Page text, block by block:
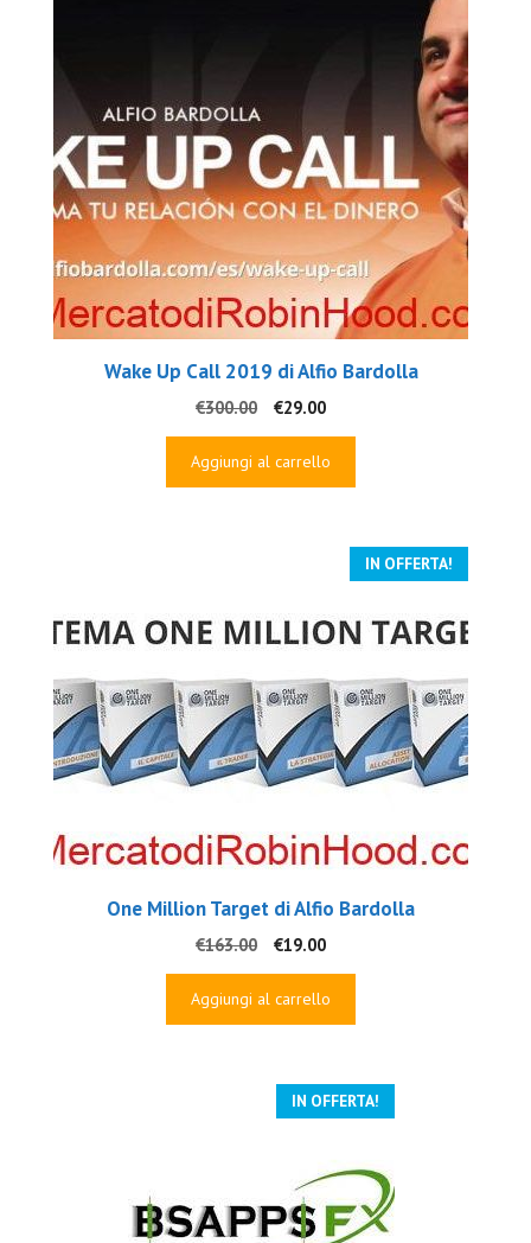
Wake Up Call 2019 di Alfio Bardolla
€300.00
Il
prezzo
originale
€29.00Il
prezzo
attuale
Aggiungi al carrello
IN OFFERTA!
One Million Target di Alfio Bardolla
€163.00
Il
prezzo
originale
€19.00Il
prezzo
attuale
Aggiungi al carrello
IN OFFERTA!